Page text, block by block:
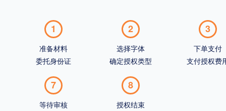
1
准备材料
委托身份证
2
选择字体
确定授权类型
3
下单支付
支付授权费
7
等待审核
8
授权结束